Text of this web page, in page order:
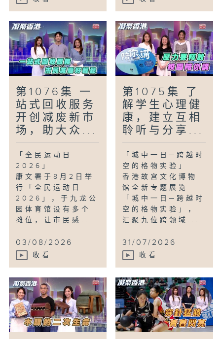
第1076集 一
站式回收服务
开创减废新市
场，助大众...
「全民运动日
2026」
康文署于8月2日举
行「全民运动日
2026」，于九龙公
园体育馆设有多个
摊位，让市民感...
03/08/2026
收看
第1075集 了
解学生心理健
康，建立互相
聆听与分享...
「城中一日─跨越时
空的格物实验」
香港故宫文化博物
馆全新专题展览
「城中一日─跨越时
空的格物实验」，
汇聚九位跨领域...
31/07/2026
收看